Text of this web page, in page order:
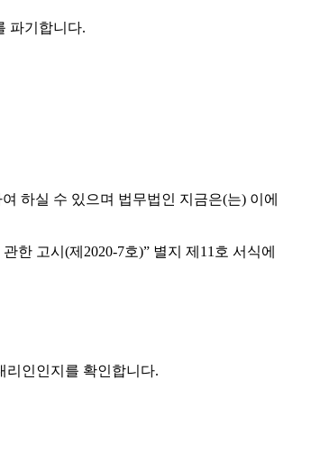
파기합니다.
하실 수 있으며 법무법인 지금은(는) 이에
고시(제2020-7호)” 별지 제11호 서식에
리인인지를 확인합니다.